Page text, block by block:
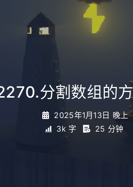
分割数组的
2025年1月13日 晚上
3k 字
25 分钟